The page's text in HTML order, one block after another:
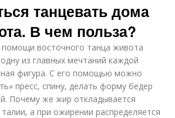
танцевать дома
В чем польза?
восточного танца живота
из главных мечтаний каждой
фигура. С его помощью можно
пресс, спину, делать форму бедер
Почему же жир откладывается
а при ожирении распределяется